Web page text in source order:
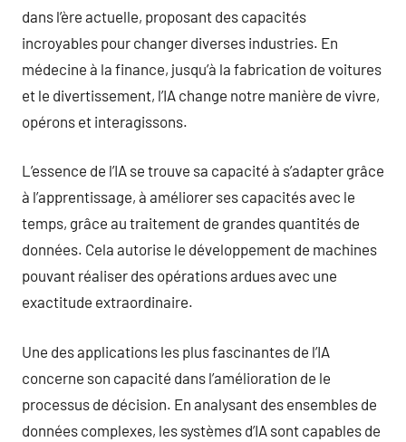
dans l’ère actuelle, proposant des capacités
incroyables pour changer diverses industries. En
médecine à la finance, jusqu’à la fabrication de voitures
et le divertissement, l’IA change notre manière de vivre,
opérons et interagissons.
L’essence de l’IA se trouve sa capacité à s’adapter grâce
à l’apprentissage, à améliorer ses capacités avec le
temps, grâce au traitement de grandes quantités de
données. Cela autorise le développement de machines
pouvant réaliser des opérations ardues avec une
exactitude extraordinaire.
Une des applications les plus fascinantes de l’IA
concerne son capacité dans l’amélioration de le
processus de décision. En analysant des ensembles de
données complexes, les systèmes d’IA sont capables de